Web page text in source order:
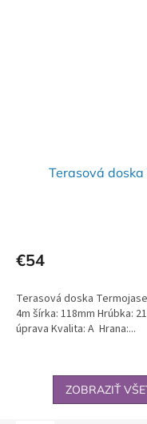
Terasová
€54
Terasová doska
4m šírka: 118mm Hrúbka:
úprava Kvalita: A Hrana:...
ZOBRAZIŤ